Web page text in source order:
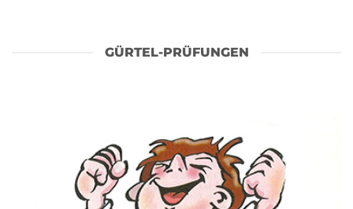
GÜRTEL-PRÜFUNGEN